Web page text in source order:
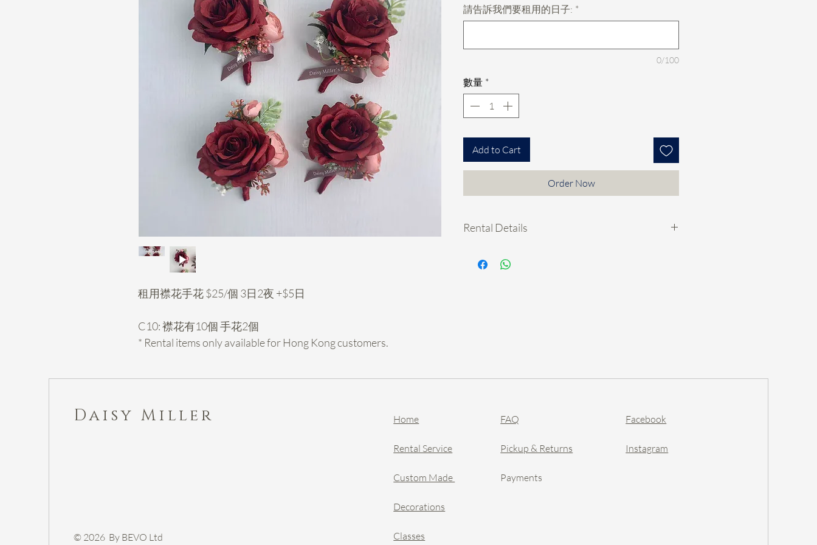
租用襟花手花 $25/個 3日2夜 +$5日
C10: 襟花有10個 手花2個
* Rental items only available for Hong Kong customers.
請告訴我們要租用的日子: *
0/100
數量 *
Add to Cart
Order Now
Rental Details
- 先pm我地你想租的款check期，然後落訂$10/個
條款: 租襟花手花按金$200-$500，還的時候如數
目有少, 按正價在按金內扣取差價，襟花手花正價:
$75/個。
Daisy Miller
© 2026 By BEVO Ltd
Home
Rental Service
Custom Made
Decorations
Classes
FAQ
Pickup & Returns
Payments
Facebook
Instagram